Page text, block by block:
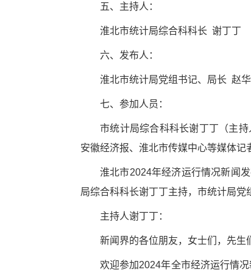
五、主持人：
淮北市统计局综合科科长 谢丁丁
六、发布人：
淮北市统计局党组书记、局长 赵华
七、参加人员：
市统计局综合科科长谢丁丁（主
安徽经济报、淮北市传媒中心等媒体记
淮北市2024年经济运行情况新闻
局综合科科长谢丁丁主持，市统计局党
主持人谢丁丁：
新闻界的各位朋友，女士们，先生
欢迎参加2024年全市经济运行情